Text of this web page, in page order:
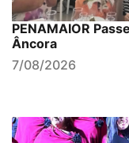
PENAMAIOR
Âncora
7/08/2026